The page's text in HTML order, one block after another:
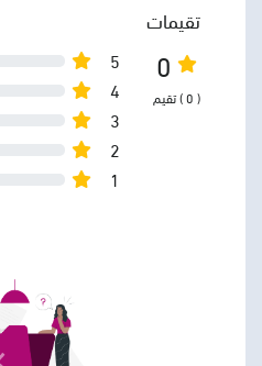
تقيمات
0
( 0 ) تقيم
5
4
3
2
1